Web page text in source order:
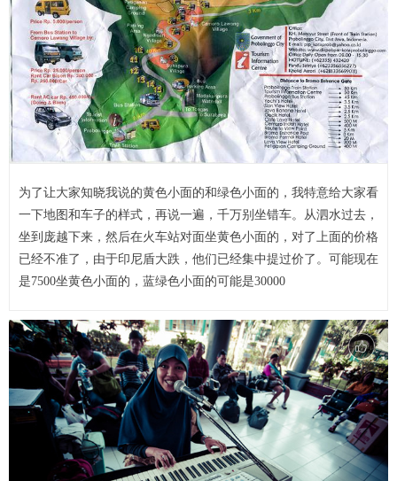
为了让大家知晓我说的黄色小面的和绿色小面的，我特意给大家看
一下地图和车子的样式，再说一遍，千万别坐错车。从泗水过去，
坐到庞越下来，然后在火车站对面坐黄色小面的，对了上面的价格
已经不准了，由于印尼盾大跌，他们已经集中提过价了。可能现在
是7500坐黄色小面的，蓝绿色小面的可能是30000